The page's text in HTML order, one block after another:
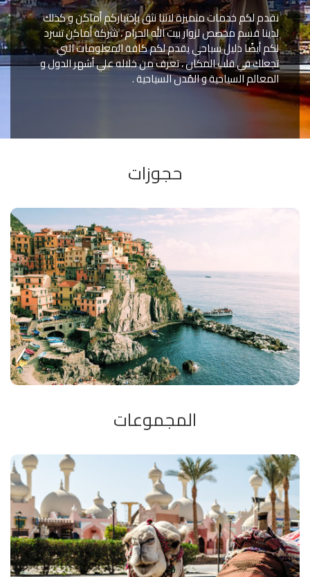
نقدم لكم خدمات متميزة لاننا نثق بإختياركم أماكن و كذلك
لدينا قسم مخصص لزوار بيت الله الحرام ، شركة أماكن تسرد
لكم أيضًا دليل سياحي يقدم لكم كافة المعلومات التي
تجعلك في قلب المكان ، تعرف من خلاله علي أشهر الدول و
المعالم السياحية و المُدن السياحية .
حجوزات
تنتمى شركتا لمنظمه إياتا العالميه و لذلك فهى على أهبه
الأستعداد للقيام بحميع الحجوزات للطيران و البواخر وزو القطارات
و السيارات و الفنادق بأفضل الأسعار. كما ترتبط شركتنا إيضا
إلكترونيا عن طريق تكنولوجيا إلاكس إم إل بعشرات من شركات
الحجوزات فى العالم بحيث نقدم لكم أفضل سعر متاح دائما .
المجموعات
للمجموعات قسم خاص فى شركتنا يعتنى بأدق التفاصيل فى
تنظيم الرحله من حيث الإنتقالات و الإقامه و الزيارات و الوجبات و
ذلك بأدنى سعر ممكن حيث أننا نبحث و فى ظل شروط الجوده
لدى عشرات من المصادر و الموردين قبل تسعير المجموعات .